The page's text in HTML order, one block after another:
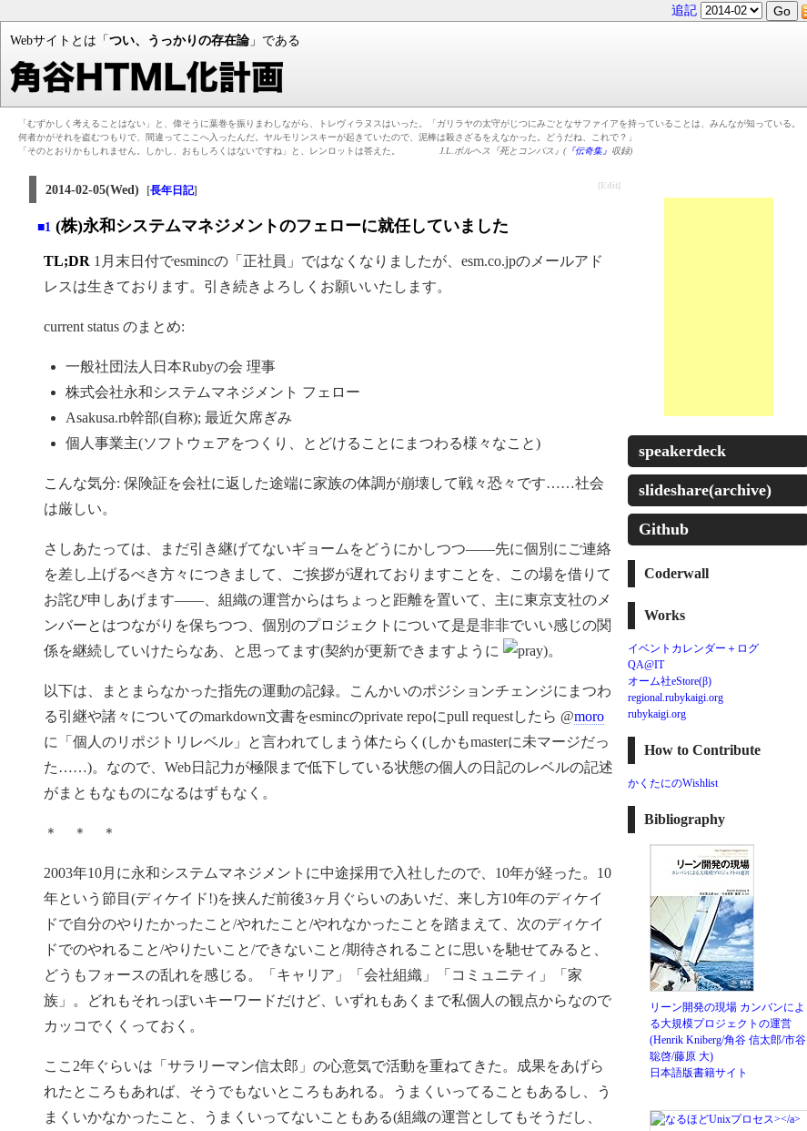
追記
Webサイトとは「 つい、うっかりの存在論」である
「むずかしく考えることはない」と、偉そうに葉巻を振りまわしながら、トレヴィラヌスはいった。「ガリラヤの太守がじつにみごとなサファイアを持っていることは、みんなが知っている。
何者かがそれを盗むつもりで、間違ってここへ入ったんだ。ヤルモリンスキーが起きていたので、泥棒は殺さざるをえなかった。どうだね、これで？」
「そのとおりかもしれません。しかし、おもしろくはないですね」と、レンロットは答えた。
J.L.ボルヘス『死とコンパス』(『伝奇集』 収録)
2014-02-05(Wed) [長年日記] [Edit]
■1 (株)永和システムマネジメントのフェローに就任していました
TL;DR 1月末日付でesmincの「正社員」ではなくなりましたが、esm.co.jpのメールアド
レスは生きております。引き続きよろしくお願いいたします。
current status のまとめ:
一般社団法人日本Rubyの会 理事
株式会社永和システムマネジメント フェロー
Asakusa.rb幹部(自称); 最近欠席ぎみ
個人事業主(ソフトウェアをつくり、とどけることにまつわる様々なこと)
こんな気分: 保険証を会社に返した途端に家族の体調が崩壊して戦々恐々です……社会
は厳しい。
さしあたっては、まだ引き継げてないギョームをどうにかしつつ——先に個別にご連絡
を差し上げるべき方々につきまして、ご挨拶が遅れておりますことを、この場を借りて
お詫び申しあげます——、組織の運営からはちょっと距離を置いて、主に東京支社のメ
ンバーとはつながりを保ちつつ、個別のプロジェクトについて是是非非でいい感じの関
係を継続していけたらなあ、と思ってます(契約が更新できますように
)。
以下は、まとまらなかった指先の運動の記録。こんかいのポジションチェンジにまつわ
る引継や諸々についてのmarkdown文書をesmincのprivate repoにpull requestしたら @moro
に「個人のリポジトリレベル」と言われてしまう体たらく(しかもmasterに未マージだっ
た……)。なので、Web日記力が極限まで低下している状態の個人の日記のレベルの記述
がまともなものになるはずもなく。
＊ ＊ ＊
2003年10月に永和システムマネジメントに中途採用で入社したので、10年が経った。10
年という節目(ディケイド!)を挟んだ前後3ヶ月ぐらいのあいだ、来し方10年のディケイ
ドで自分のやりたかったこと/やれたこと/やれなかったことを踏まえて、次のディケイ
ドでのやれること/やりたいこと/できないこと/期待されることに思いを馳せてみると、
どうもフォースの乱れを感じる。「キャリア」「会社組織」「コミュニティ」「家
族」。どれもそれっぽいキーワードだけど、いずれもあくまで私個人の観点からなので
カッコでくくっておく。
ここ2年ぐらいは「サラリーマン信太郎」の心意気で活動を重ねてきた。成果をあげら
れたところもあれば、そうでもないところもあれる。うまくいってることもあるし、う
まくいかなかったこと、うまくいってないこともある(組織の運営としてもそうだし、
speakerdeck
slideshare(archive)
Github
Coderwall
Works
イベントカレンダー＋ログ
QA@IT
オーム社eStore(β)
regional.rubykaigi.org
rubykaigi.org
How to Contribute
かくたにのWishlist
Bibliography
リーン開発の現場 カンバンによ
る大規模プロジェクトの運営
(Henrik Kniberg/角谷 信太郎/市谷
聡啓/藤原 大)
日本語版書籍サイト